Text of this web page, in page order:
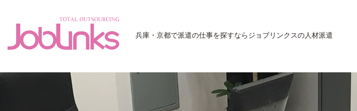
兵庫・京都で派遣の仕事を探すならジョブリンクスの人材派遣